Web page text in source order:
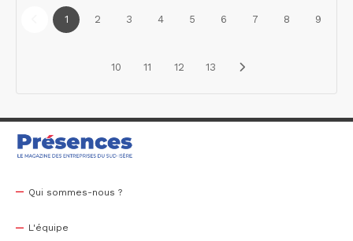
1 2 3 4 5 6 7 8 9
10 11 12 13
Qui sommes-nous ?
L'équipe